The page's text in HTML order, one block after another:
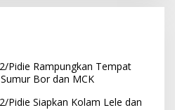
Pidie Rampungkan Tempat
Bor dan MCK
Pidie Siapkan Kolam Lele dan